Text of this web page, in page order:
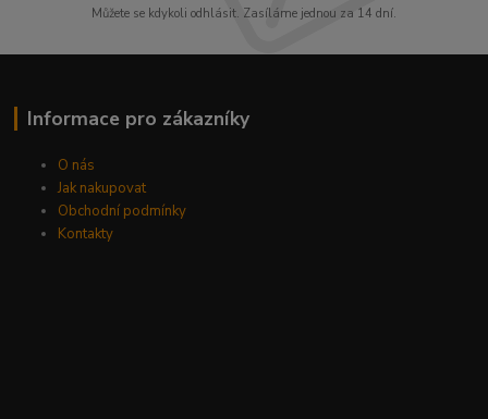
Můžete se kdykoli odhlásit. Zasíláme jednou za 14 dní.
Informace pro zákazníky
O nás
Jak nakupovat
Obchodní podmínky
Kontakty